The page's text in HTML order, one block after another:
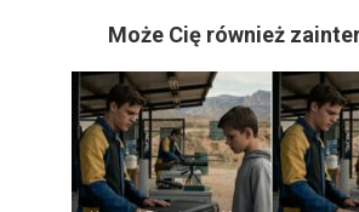
Może Cię również